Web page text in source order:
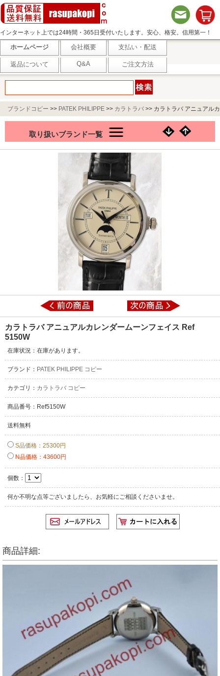
インターネット上では24時間・365日受付いたします。安心、格安。信用第一！
ホームページ 会社概要 支払い・配送
返品について Q&A ご注文方法
ブランドコピー >> PATEK PHILIPPE >> カラトラバ >> カラトラバ アニュアルカ
取り扱いブランド一覧
カラトラバ アニュアルカレンダームーンフェイス Ref
5150W
在庫状況：在庫があります。
ブランド： PATEK PHILIPPE コピー
カテゴリ： カラトラバ コピー
商品番号：Ref5150W
送料無料
S品価格：25300円
N品価格：43600円
個数：
何か不明な点等ございましたら、お気軽にご相談くださいませ。
商品詳細: